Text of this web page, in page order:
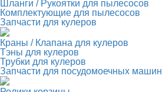
Шланги / Рукоятки для пылесосов
Комплектующие для пылесосов
Запчасти для кулеров
Краны / Клапана для кулеров
Тэны для кулеров
Трубки для кулеров
Запчасти для посудомоечных машин